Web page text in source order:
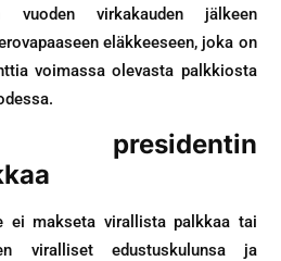
vuoden virkakauden jälkeen
eläkkeeseen, joka on
voimassa olevasta palkkiosta
presidentin
ei makseta virallista palkkaa tai
viralliset edustuskulunsa ja